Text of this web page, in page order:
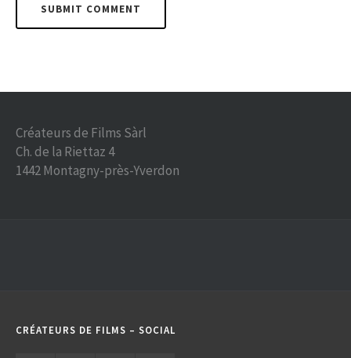
Créateurs de Films Sàrl
Ch. de la Riettaz 4
1442 Montagny-près-Yverdon
CRÉATEURS DE FILMS – SOCIAL